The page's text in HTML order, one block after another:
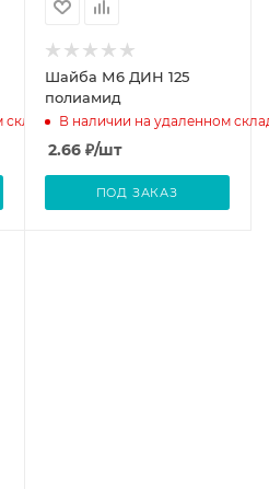
Шайба М6 ДИН 125
полиамид
В наличии на удаленном
2.66₽/шт
ПОД ЗАКАЗ